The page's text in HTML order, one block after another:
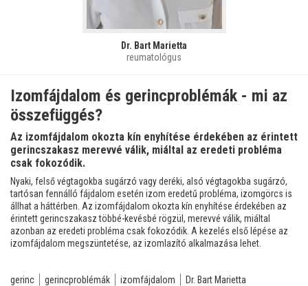
Dr. Bart Marietta
reumatológus
Izomfájdalom és gerincproblémák - mi az
összefüggés?
Az izomfájdalom okozta kín enyhítése érdekében az érintett
gerincszakasz merevvé válik, miáltal az eredeti probléma
csak fokozódik.
Nyaki, felső végtagokba sugárzó vagy deréki, alsó végtagokba sugárzó,
tartósan fennálló fájdalom esetén izom eredetű probléma, izomgörcs is
állhat a háttérben. Az izomfájdalom okozta kín enyhítése érdekében az
érintett gerincszakasz többé-kevésbé rögzül, merevvé válik, miáltal
azonban az eredeti probléma csak fokozódik. A kezelés első lépése az
izomfájdalom megszüntetése, az izomlazító alkalmazása lehet.
gerinc gerincproblémák izomfájdalom Dr. Bart Marietta